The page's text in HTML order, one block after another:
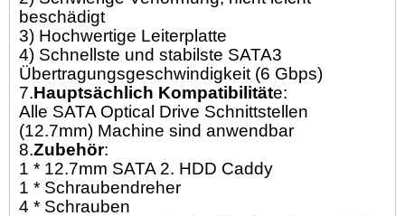
beschädigt
3) Hochwertige Leiterplatte
4) Schnellste und stabilste SATA3
Übertragungsgeschwindigkeit (6 Gbps)
7.Hauptsächlich Kompatibilitäte:
Alle SATA Optical Drive Schnittstellen
(12.7mm) Machine sind anwendbar
8.Zubehör:
1 * 12.7mm SATA 2. HDD Caddy
1 * Schraubendreher
4 * Schrauben